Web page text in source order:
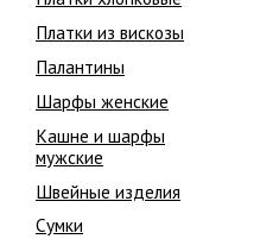
Платки из вискозы
Палантины
Шарфы женские
Кашне и шарфы
мужские
Швейные изделия
Сумки